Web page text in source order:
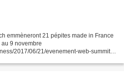
emmèneront 21 pépites made in France
9 novembre
2017/06/21/evenement-web-summit-